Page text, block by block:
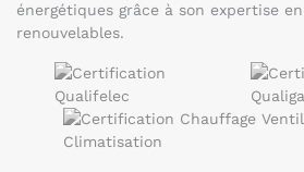
énergétiques grâce à son expertise
renouvelables.